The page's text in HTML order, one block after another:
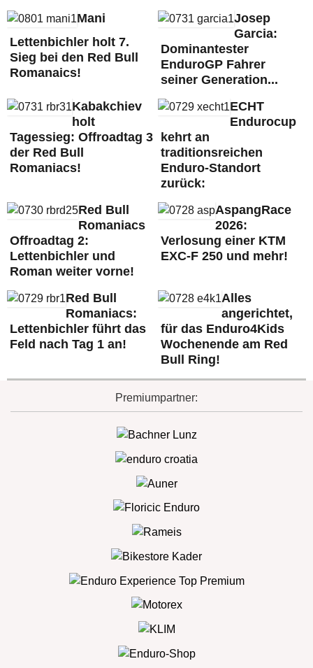
Mani
Lettenbichler holt 7.
Sieg bei den Red Bull
Romanaics!
Josep
Garcia:
Dominantester
EnduroGP Fahrer
seiner Generation...
Kabakchiev
holt
Tagessieg: Offroadtag 3
der Red Bull
Romaniacs!
ECHT
Endurocup
kehrt an
traditionsreichen
Enduro-Standort
zurück:
Red Bull
Romaniacs
Offroadtag 2:
Lettenbichler und
Roman weiter vorne!
AspangRace
2026:
Verlosung einer KTM
EXC-F 250 und mehr!
Red Bull
Romaniacs:
Lettenbichler führt das
Feld nach Tag 1 an!
Alles
angerichtet,
für das Enduro4Kids
Wochenende am Red
Bull Ring!
Premiumpartner: